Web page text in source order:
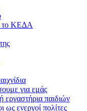
το ΚΕΔΑ
για εμάς
εργαστήρια παιδιών
ως ενεργοί πολίτες